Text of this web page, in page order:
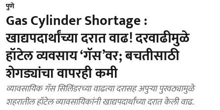
पुणे
Gas Cylinder Shortage :
खाद्यपदार्थांच्या दरात वाढ! दरवाढीमुळे
हॉटेल व्यवसाय ‘गॅस’वर; बचतीसाठी
शेगड्यांचा वापरही कमी
व्यावसायिक गॅस सिलिंडरच्या वाढत्या दरासह अपुऱ्या पुरवठ्यामुळे
शहरातील हॉटेल व्यावसायिकांनी खाद्यपदार्थांच्या दरात केली वाढ.